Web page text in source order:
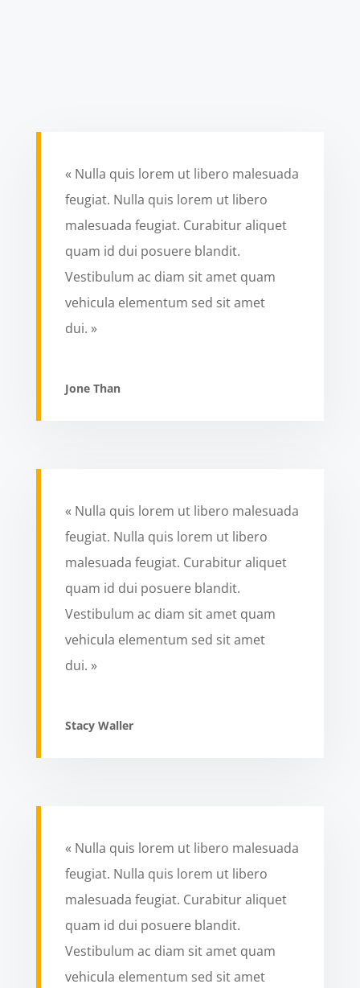
« Nulla quis lorem ut libero malesuada
feugiat. Nulla quis lorem ut libero
malesuada feugiat. Curabitur aliquet
quam id dui posuere blandit.
Vestibulum ac diam sit amet quam
vehicula elementum sed sit amet
dui. »
Jone Than
« Nulla quis lorem ut libero malesuada
feugiat. Nulla quis lorem ut libero
malesuada feugiat. Curabitur aliquet
quam id dui posuere blandit.
Vestibulum ac diam sit amet quam
vehicula elementum sed sit amet
dui. »
Stacy Waller
« Nulla quis lorem ut libero malesuada
feugiat. Nulla quis lorem ut libero
malesuada feugiat. Curabitur aliquet
quam id dui posuere blandit.
Vestibulum ac diam sit amet quam
vehicula elementum sed sit amet